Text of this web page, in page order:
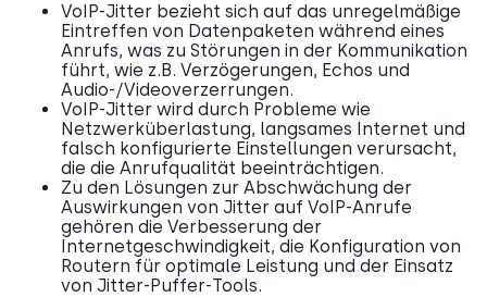
VoIP-Jitter bezieht sich auf das unregelmäßige
Eintreffen von Datenpaketen während eines
Anrufs, was zu Störungen in der Kommunikation
führt, wie z.B. Verzögerungen, Echos und
Audio-/Videoverzerrungen.
VoIP-Jitter wird durch Probleme wie
Netzwerküberlastung, langsames Internet und
falsch konfigurierte Einstellungen verursacht,
die die Anrufqualität beeinträchtigen.
Zu den Lösungen zur Abschwächung der
Auswirkungen von Jitter auf VoIP-Anrufe
gehören die Verbesserung der
Internetgeschwindigkeit, die Konfiguration von
Routern für optimale Leistung und der Einsatz
von Jitter-Puffer-Tools.